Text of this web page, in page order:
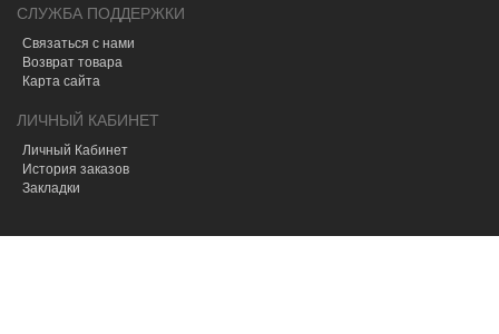
СЛУЖБА ПОДДЕРЖКИ
Связаться с нами
Возврат товара
Карта сайта
ЛИЧНЫЙ КАБИНЕТ
Личный Кабинет
История заказов
Закладки